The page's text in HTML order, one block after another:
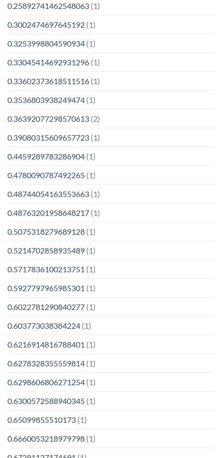
0.25892741462548063 (1)
0.3002474697645192 (1)
0.3253998804590934 (1)
0.33045414692931296 (1)
0.33602373618511516 (1)
0.3536803938249474 (1)
0.36392077298570613 (2)
0.39080315609657723 (1)
0.4459289783286904 (1)
0.4780090787492265 (1)
0.48744054163553663 (1)
0.48763201958648217 (1)
0.5075318279689128 (1)
0.5214702858935489 (1)
0.5717836100213751 (1)
0.5927797965985301 (1)
0.6022781290840277 (1)
0.603773038384224 (1)
0.6216914816788401 (1)
0.6278328355559814 (1)
0.6298606806271254 (1)
0.6300572588940345 (1)
0.65099855510173 (1)
0.6660053218979798 (1)